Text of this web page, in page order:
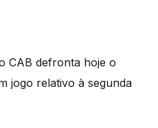
CAB defronta hoje o
jogo relativo à segunda